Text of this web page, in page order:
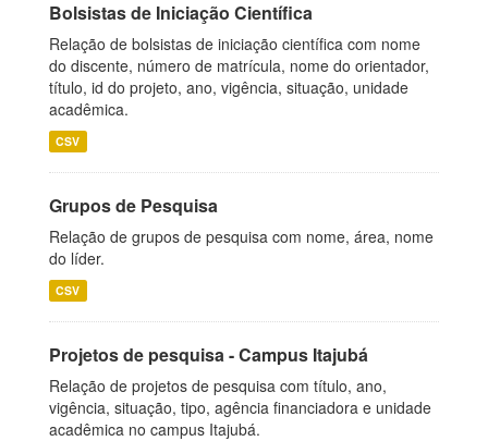
Bolsistas de Iniciação Científica
Relação de bolsistas de iniciação científica com nome
do discente, número de matrícula, nome do orientador,
título, id do projeto, ano, vigência, situação, unidade
acadêmica.
CSV
Grupos de Pesquisa
Relação de grupos de pesquisa com nome, área, nome
do líder.
CSV
Projetos de pesquisa - Campus Itajubá
Relação de projetos de pesquisa com título, ano,
vigência, situação, tipo, agência financiadora e unidade
acadêmica no campus Itajubá.